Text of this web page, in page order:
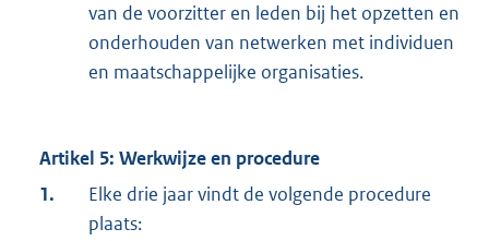
van de voorzitter en leden bij het opzetten en
onderhouden van netwerken met individuen
en maatschappelijke organisaties.
Artikel 5: Werkwijze en procedure
1.
Elke drie jaar vindt de volgende procedure
plaats: